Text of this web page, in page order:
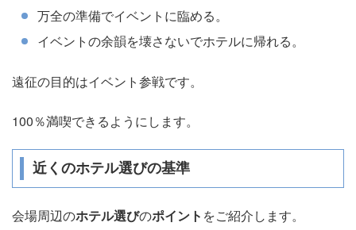
万全の準備でイベントに臨める。
イベントの余韻を壊さないでホテルに帰れる。
遠征の目的はイベント参戦です。
100％満喫できるようにします。
近くのホテル選びの基準
会場周辺のホテル選びのポイント をご紹介します。